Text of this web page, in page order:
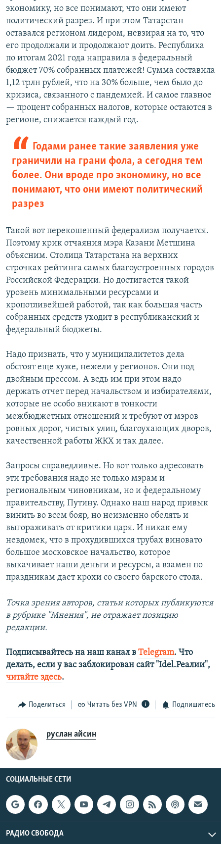
экономику, но все понимают, что они имеют
политический разрез. И при этом Татарстан
оставался регионом лидером, невзирая на то, что
его продолжали и продолжают доить. Республика
по итогам 2021 года направила в федеральный
бюджет 70% собранных платежей! Сумма составила
1,12 трлн рублей, что на 30% больше, чем было до
кризиса, связанного с пандемией. И самое главное
— процент собранных налогов, которые остаются в
регионе, снижается каждый год.
Годами ранее такие заявления уже
граничили на грани фола, а сегодня тем
более. Они вроде про экономику, но все
понимают, что они имеют политический
разрез
Такой вот перекошенный федерализм получается.
Поэтому крик отчаяния мэра Казани Метшина
объясним. Столица Татарстана на верхних
строчках рейтинга самых благоустроенных городов
Российской Федерации. Но достигается такой
уровень минимальными ресурсами и
кропотливейшей работой, так как большая часть
собранных средств уходит в республиканский и
федеральный бюджеты.
Надо признать, что у муниципалитетов дела
обстоят еще хуже, нежели у регионов. Они под
двойным прессом. А ведь им при этом надо
держать отчет перед начальством и избирателями,
которые не особо вникают в тонкости
межбюджетных отношений и требуют от мэров
ровных дорог, чистых улиц, благоухающих дворов,
качественной работы ЖКХ и так далее.
Запросы справедливые. Но вот только адресовать
эти требования надо не только мэрам и
региональным чиновникам, но и федеральному
правительству, Путину. Однако наш народ привык
винить во всем бояр, но неизменно обелять и
выгораживать от критики царя. И никак ему
невдомек, что в прохудившихся трубах виновато
большое московское начальство, которое
выкачивает наши деньги и ресурсы, а взамен по
праздникам дает крохи со своего барского стола.
Точка зрения авторов, статьи которых публикуются
в рубрике "Мнения", не отражает позицию
редакции.
Подписывайтесь на наш канал в Telegram. Что
делать, если у вас заблокирован сайт "Idel.Реалии",
читайте здесь.
Поделиться Читать без VPN Подпишитесь
руслан айсин
СОЦИАЛЬНЫЕ СЕТИ
РАДИО СВОБОДА